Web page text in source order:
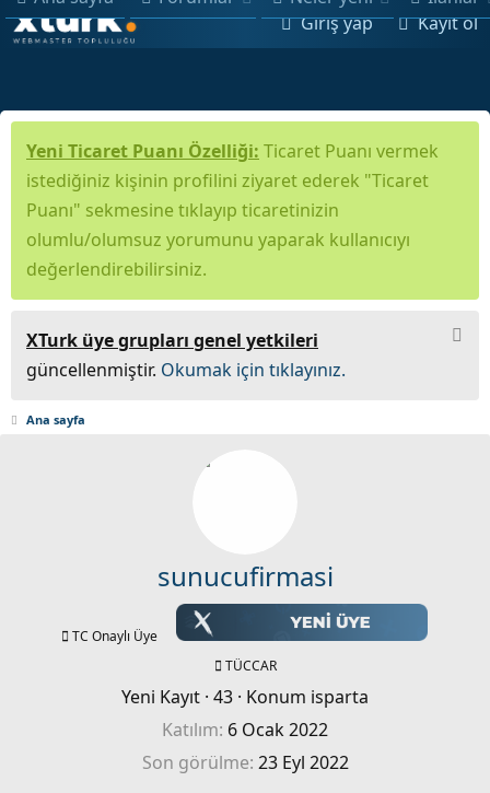
Giriş yap Kayıt ol
Yeni Ticaret Puanı Özelliği: Ticaret Puanı vermek
istediğiniz kişinin profilini ziyaret ederek "Ticaret
Puanı" sekmesine tıklayıp ticaretinizin
olumlu/olumsuz yorumunu yaparak kullanıcıyı
değerlendirebilirsiniz.
XTurk üye grupları genel yetkileri
güncellenmiştir. Okumak için tıklayınız.
Ana sayfa
sunucufirmasi
TC Onaylı Üye
TÜCCAR
Yeni Kayıt · 43 · Konum isparta
Katılım 6 Ocak 2022
Son görülme 23 Eyl 2022